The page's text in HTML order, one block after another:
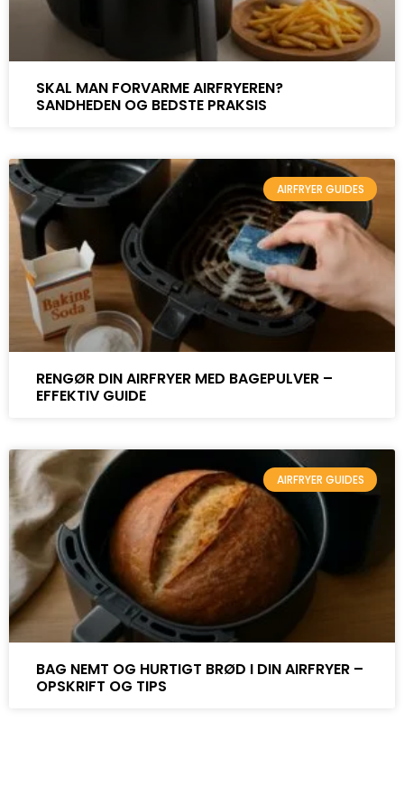
SKAL MAN FORVARME AIRFRYEREN?
SANDHEDEN OG BEDSTE PRAKSIS
AIRFRYER GUIDES
RENGØR DIN AIRFRYER MED BAGEPULVER –
EFFEKTIV GUIDE
AIRFRYER GUIDES
BAG NEMT OG HURTIGT BRØD I DIN AIRFRYER –
OPSKRIFT OG TIPS